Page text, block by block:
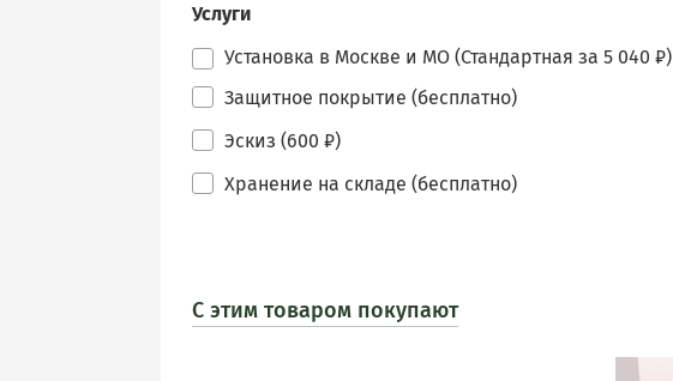
Услуги
Установка в Москве и МО (Стандартная за 5 040 ₽)
Защитное покрытие (бесплатно)
Эскиз (600 ₽)
Хранение на складе (бесплатно)
С этим товаром покупают